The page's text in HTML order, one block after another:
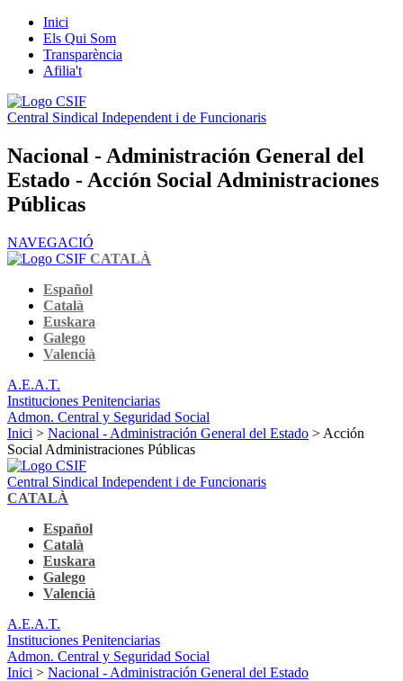
Inici
Els Qui Som
Transparència
Afilia't
Central Sindical Independent i de Funcionaris
Nacional - Administración General del
Estado - Acción Social Administraciones
Públicas
NAVEGACIÓ
CATALÀ
Español
Català
Euskara
Galego
Valencià
A.E.A.T.
Instituciones Penitenciarias
Admon. Central y Seguridad Social
Inici > Nacional - Administración General del Estado > Acción
Social Administraciones Públicas
Central Sindical Independent i de Funcionaris
CATALÀ
Español
Català
Euskara
Galego
Valencià
A.E.A.T.
Instituciones Penitenciarias
Admon. Central y Seguridad Social
Inici > Nacional - Administración General del Estado